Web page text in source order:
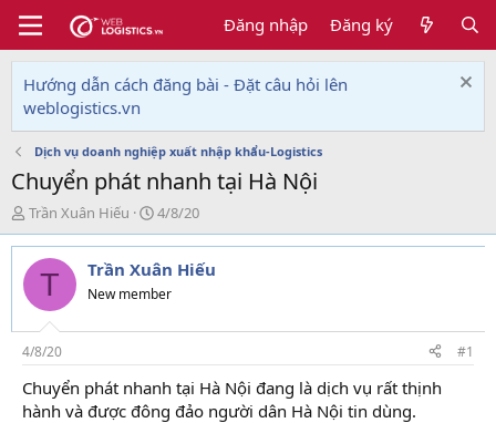
Đăng nhập Đăng ký
Hướng dẫn cách đăng bài - Đặt câu hỏi lên
weblogistics.vn
Dịch vụ doanh nghiệp xuất nhập khẩu-Logistics
Chuyển phát nhanh tại Hà Nội
T
h
r
e
d
s
t
a
r
t
Trần Xuân Hiếu
N
g
à
y
g
i
4/8/20
T Trần Xuân Hiếu
New member
4/8/20 #1
Chuyển phát nhanh tại Hà Nội đang là dịch vụ rất thịnh
hành và được đông đảo người dân Hà Nội tin dùng.